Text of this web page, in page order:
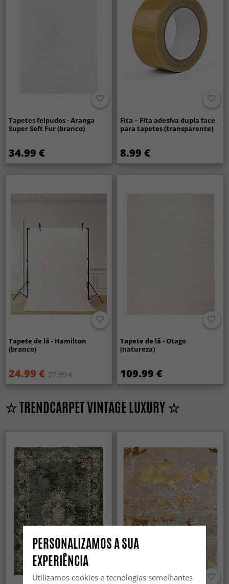
Tapetes felpudos - Aranga
Super Soft Fur (branco)
34.99 €
Fita – Fita adesiva dupla face
para tapetes (transparente)
8.99 €
Tapete de lã - Hamilton
(branco)
24.99 € 27.99 €
Tapete de lã - Otago
(natureza)
109.99 €
☆ TRENDCARPET VINTAGE LUXURY ☆
PERSONALIZAMOS A SUA
EXPERIÊNCIA
Utilizamos cookies e tecnologias semelhantes